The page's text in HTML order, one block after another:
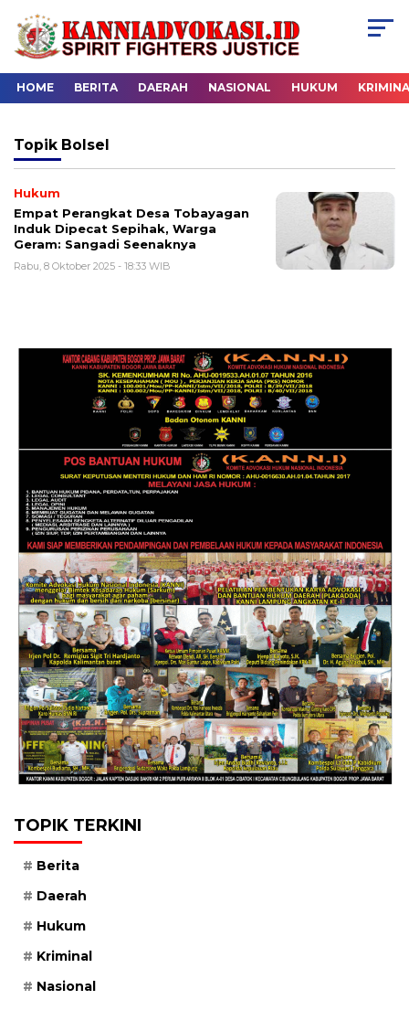
HOME BERITA DAERAH NASIONAL HUKUM
Topik Bolsel
Hukum
Empat Perangkat Desa Tobayagan
Induk Dipecat Sepihak, Warga
Geram: Sangadi Seenaknya
Rabu, 8 Oktober 2025 - 18:33 WIB
TOPIK TERKINI
Berita
Daerah
Hukum
Kriminal
Nasional